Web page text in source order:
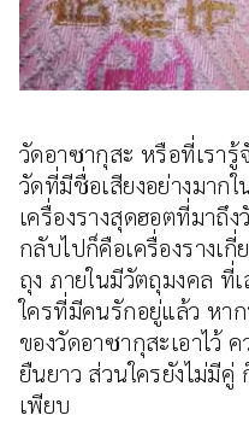
วัดอาซากุสะ หรือที่เรา
วัดที่มีชื่อเสียงอย่างมากใ
เครื่องรางสุดฮอตที่มาถึ
กลับไปก็คือเครื่องรางเ
ถุง ภายในมีวัตถุมงคล ที่
ใครที่มีคนรักอยู่แล้ว หา
ของวัดอาซากุสะเอาไว้
ยืนยาว ส่วนใครยังไม่มี
เพียบ